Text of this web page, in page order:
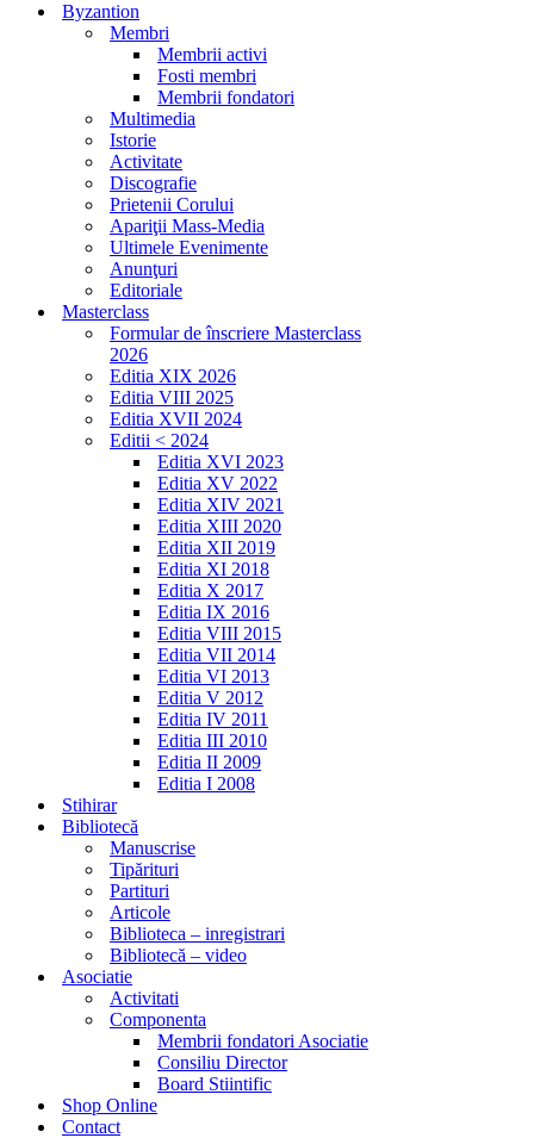
Byzantion
Membri
Membrii activi
Fosti membri
Membrii fondatori
Multimedia
Istorie
Activitate
Discografie
Prietenii Corului
Apariţii Mass-Media
Ultimele Evenimente
Anunţuri
Editoriale
Masterclass
Formular de înscriere Masterclass
2026
Editia XIX 2026
Editia VIII 2025
Editia XVII 2024
Editii < 2024
Editia XVI 2023
Editia XV 2022
Editia XIV 2021
Editia XIII 2020
Editia XII 2019
Editia XI 2018
Editia X 2017
Editia IX 2016
Editia VIII 2015
Editia VII 2014
Editia VI 2013
Editia V 2012
Editia IV 2011
Editia III 2010
Editia II 2009
Editia I 2008
Stihirar
Bibliotecă
Manuscrise
Tipărituri
Partituri
Articole
Biblioteca – inregistrari
Bibliotecă – video
Asociatie
Activitati
Componenta
Membrii fondatori Asociatie
Consiliu Director
Board Stiintific
Shop Online
Contact